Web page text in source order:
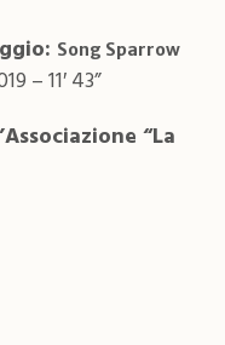
Song Sparrow
– 11′ 43”
“La